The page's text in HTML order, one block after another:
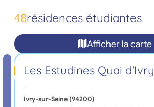
48résidences étudiantes
Afficher la carte
Les Estudines Quai d'Ivry
Ivry-sur-Seine (94200)